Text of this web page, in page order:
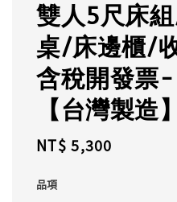
雙人5尺床
桌/床邊櫃/
含稅開發
【台灣製造】
Regular
NT$ 5,300
品項